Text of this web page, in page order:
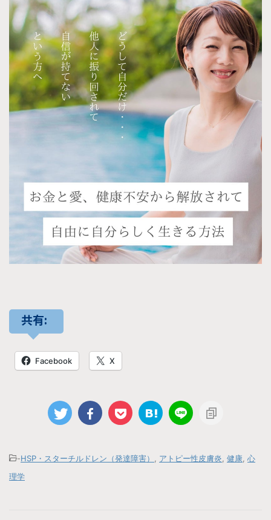
共有:
Facebook X
-HSP・スターチルドレン（発達障害） アトピー性皮膚炎 健康 心
理学